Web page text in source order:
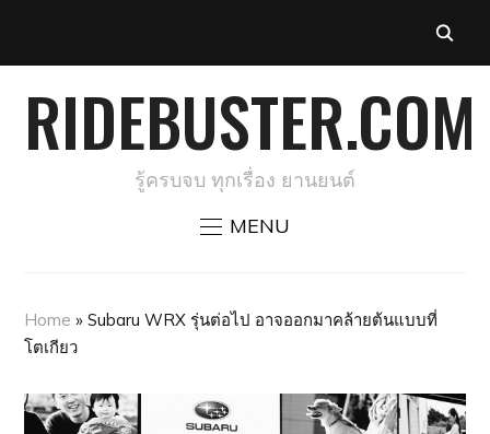
RIDEBUSTER.COM
รู้ครบจบ ทุกเรื่อง ยานยนต์
MENU
Home »Subaru WRX รุ่นต่อไป อาจออกมาคล้ายต้นแบบที่
โตเกียว